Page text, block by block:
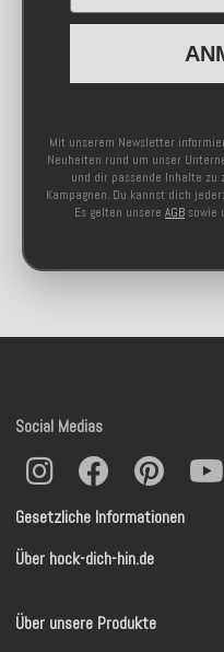
Mit unserem Newsletter
Neuheiten rund um unser
und dir passende Inhalte zu
Kampagnen. Du kannst dich
Es gelten unsere AGB sowie
Gesetzliche Informationen
Über hock-dich-hin.de
Über unsere Produkte
Social Medias